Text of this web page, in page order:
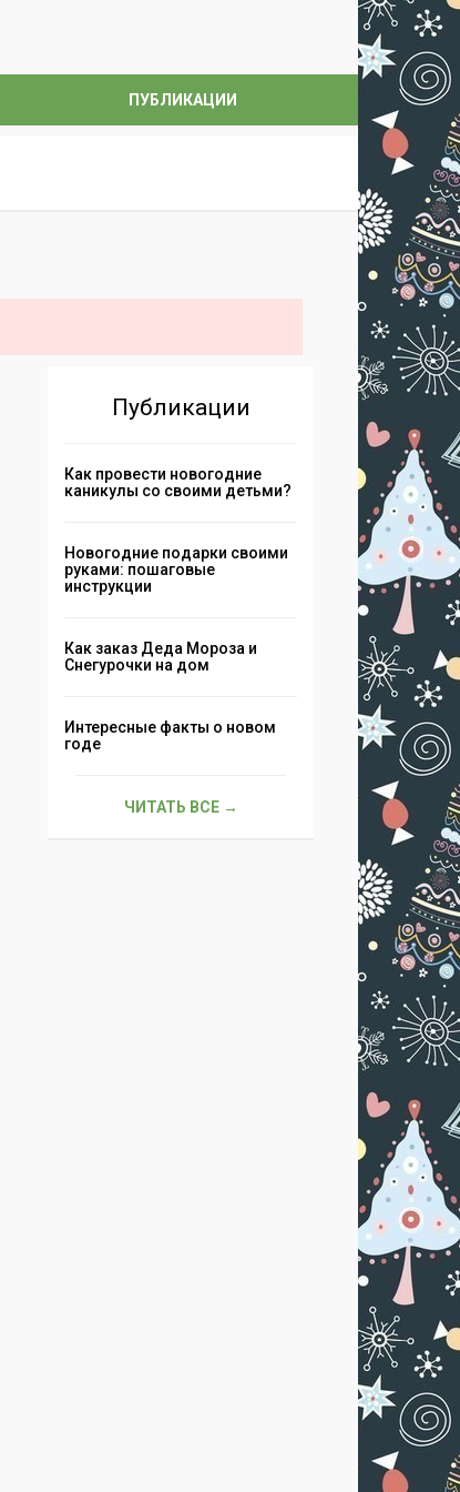
ПУБЛИКАЦИИ
Публикации
Как провести новогодние
каникулы со своими детьми?
Новогодние подарки своими
руками: пошаговые
инструкции
Как заказ Деда Мороза и
Снегурочки на дом
Интересные факты о новом
годе
ЧИТАТЬ ВСЕ →